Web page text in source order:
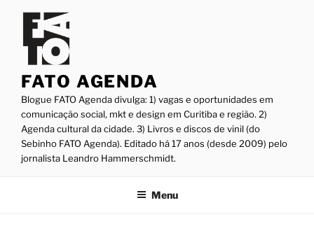
conteúdo
FATO AGENDA
Blogue FATO Agenda divulga: 1) vagas e oportunidades em
comunicação social, mkt e design em Curitiba e região. 2)
Agenda cultural da cidade. 3) Livros e discos de vinil (do
Sebinho FATO Agenda). Editado há 17 anos (desde 2009) pelo
jornalista Leandro Hammerschmidt.
Menu